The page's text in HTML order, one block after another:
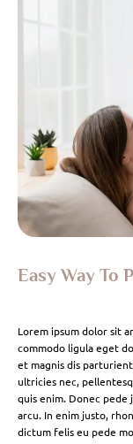
Easy Way To
Lorem ipsum dolor sit
commodo ligula eget
et magnis dis
ultricies nec,
quis enim. Donec
arcu. In enim justo,
dictum felis eu pede